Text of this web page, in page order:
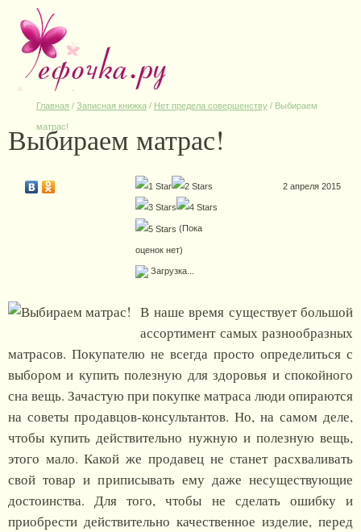
Главная / Записная книжка / Нет предела совершенству / Выбираем
матрас!
Выбираем матрас!
(Пока
оценок нет)
Загрузка...
2 апреля 2015
В наше время существует большой
ассортимент самых разнообразных
матрасов. Покупателю не всегда просто определиться с
выбором и купить полезную для здоровья и спокойного
сна вещь. Зачастую при покупке матраса люди опираются
на советы продавцов-консультантов. Но, на самом деле,
чтобы купить действительно нужную и полезную вещь,
этого мало. Какой же продавец не станет расхваливать
свой товар и приписывать ему даже несуществующие
достоинства. Для того, чтобы не сделать ошибку и
приобрести действительно качественное изделие, перед